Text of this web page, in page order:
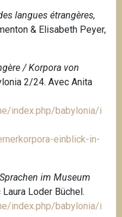
langues étrangères,
& Elisabeth Peyer,
/ Korpora von
2/24. Avec Anita
index.php/babylonia/i
einblick-in-
im Museum
Loder Büchel.
index.php/babylonia/i